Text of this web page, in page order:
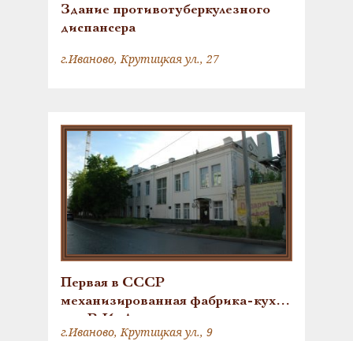
Здание противотуберкулезного
диспансера
г.Иваново, Крутицкая ул., 27
Первая в СССР
механизированная фабрика-кухня
им. В.И. Ленина
г.Иваново, Крутицкая ул., 9